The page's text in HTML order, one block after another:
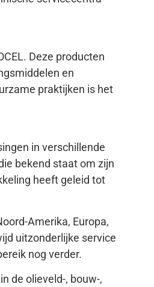
Deze producten
en
praktijken is het
in verschillende
bekend staat om zijn
heeft geleid tot
Amerika, Europa,
uitzonderlijke service
nog verder.
de olieveld-, bouw-,